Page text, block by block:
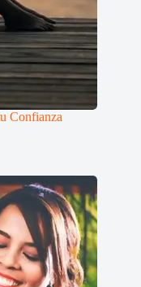
Confianza